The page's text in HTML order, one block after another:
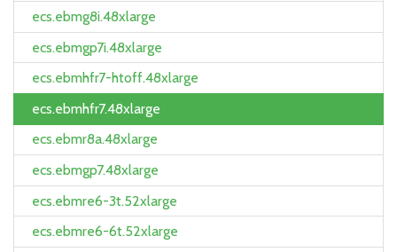
ecs.ebmg8i.48xlarge
ecs.ebmgp7i.48xlarge
ecs.ebmhfr7-htoff.48xlarge
ecs.ebmhfr7.48xlarge
ecs.ebmr8a.48xlarge
ecs.ebmgp7.48xlarge
ecs.ebmre6-3t.52xlarge
ecs.ebmre6-6t.52xlarge